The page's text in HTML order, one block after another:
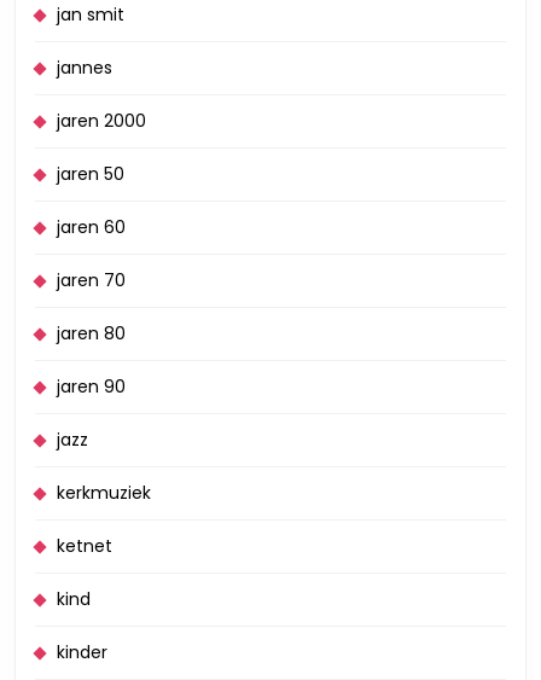
jan smit
jannes
jaren 2000
jaren 50
jaren 60
jaren 70
jaren 80
jaren 90
jazz
kerkmuziek
ketnet
kind
kinder